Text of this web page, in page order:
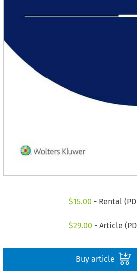
$15.00 - Rental
$29.00 - Article
Buy article